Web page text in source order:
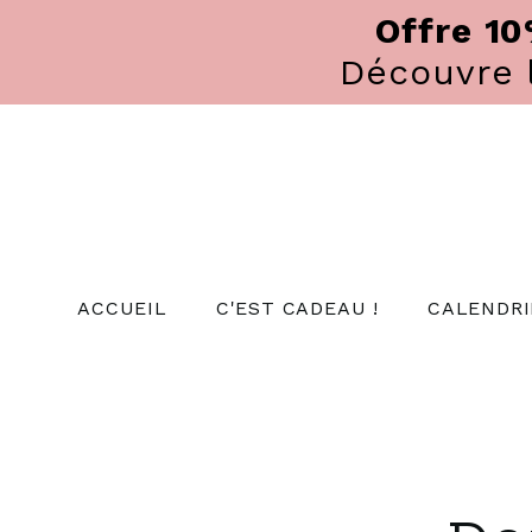
Offre
ACCUEIL C'EST CADEAU !